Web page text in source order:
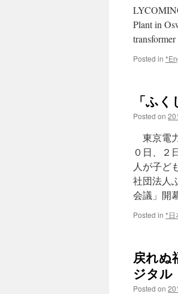
Plant in
Posted in
「ふ
Posted on
東京電
０日、２
人が子ど
社団法人
会議」開
Posted in *日
戻れぬ
ジタル
Posted on